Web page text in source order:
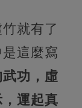
就有了
這麼寫
武功，虛
運起真